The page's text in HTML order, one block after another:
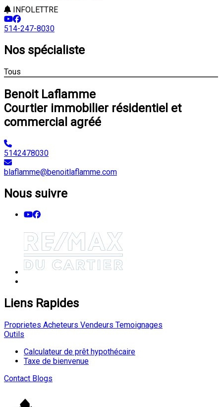
INFOLETTRE
514-247-8030
Nos spécialiste
Tous
Benoit Laflamme
Courtier immobilier résidentiel et
commercial agréé
5142478030
blaflamme@benoitlaflamme.com
Nous suivre
Liens Rapides
Proprietes Acheteurs Vendeurs Temoignages
Outils
Calculateur de prêt hypothécaire
Taxe de bienvenue
Contact Blogs